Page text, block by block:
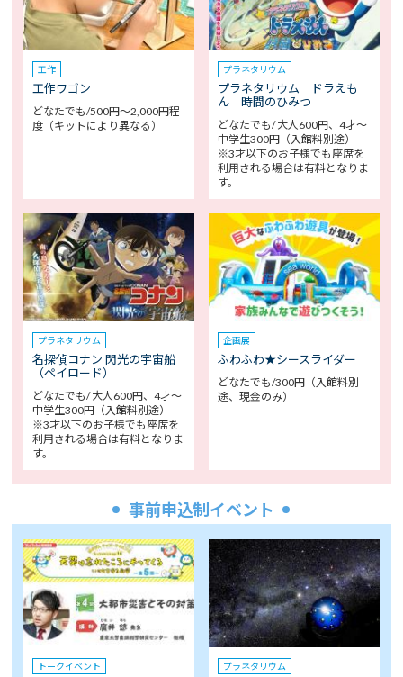
工作
工作ワゴン
どなたでも/500円～2,000円程
度（キットにより異なる）
プラネタリウム
プラネタリウム ドラえも
ん 時間のひみつ
どなたでも/ 大人600円、4才～
中学生300円（入館料別途）
※3才以下のお子様でも座席を
利用される場合は有料となりま
す。
プラネタリウム
名探偵コナン 閃光の宇宙船
（ペイロード）
どなたでも/ 大人600円、4才～
中学生300円（入館料別途）
※3才以下のお子様でも座席を
利用される場合は有料となりま
す。
企画展
ふわふわ★シースライダー
どなたでも/300円（入館料別
途、現金のみ）
事前申込制イベント
トークイベント プラネタリウム